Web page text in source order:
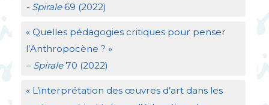
- Spirale69 (2022)
« Quelles pédagogies critiques pour penser
l’Anthropocène ? »
– Spirale70 (2022)
« L’interprétation des œuvres d’art dans les